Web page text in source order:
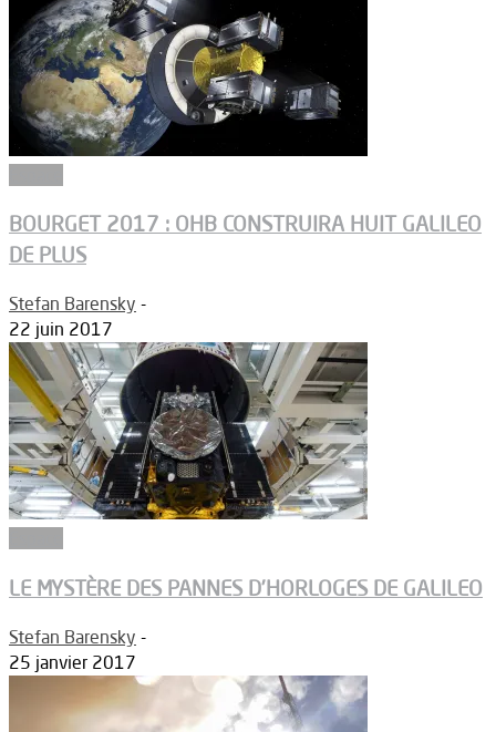
BOURGET 2017 : OHB CONSTRUIRA HUIT GALILEO
DE PLUS
Stefan Barensky -
22 juin 2017
LE MYSTÈRE DES PANNES D’HORLOGES DE GALILEO
Stefan Barensky -
25 janvier 2017